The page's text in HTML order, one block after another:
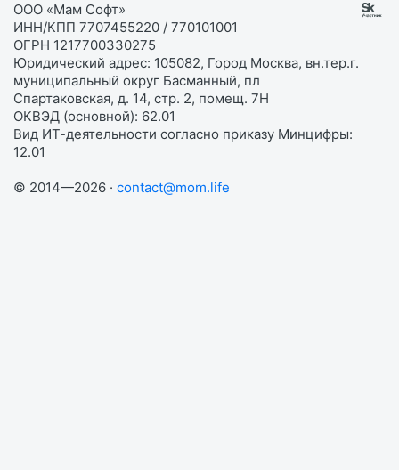
ООО «Мам Софт»
ИНН/КПП 7707455220 / 770101001
ОГРН 1217700330275
Юридический адрес: 105082, Город Москва, вн.тер.г.
муниципальный округ Басманный, пл
Спартаковская, д. 14, стр. 2, помещ. 7Н
ОКВЭД (основной): 62.01
Вид ИТ-деятельности согласно приказу Минцифры:
12.01
© 2014—2026 · contact@mom.life